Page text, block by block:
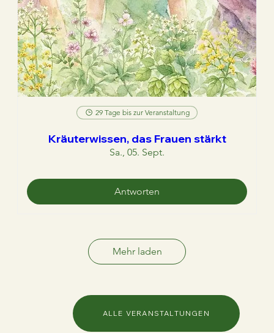
29 Tage bis zur Veranstaltung
Kräuterwissen, das Frauen stärkt
Sa., 05. Sept.
Antworten
Mehr laden
ALLE VERANSTALTUNGEN